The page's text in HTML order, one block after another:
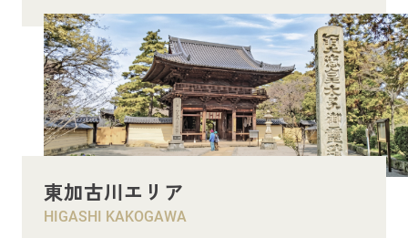
東加古川エリア
HIGASHI KAKOGAWA